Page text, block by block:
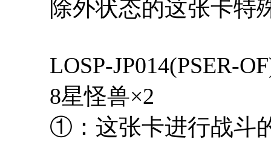
除外状态的这张卡特
LOSP-JP014(PSER-
8星怪兽×2
①：这张卡进行战斗